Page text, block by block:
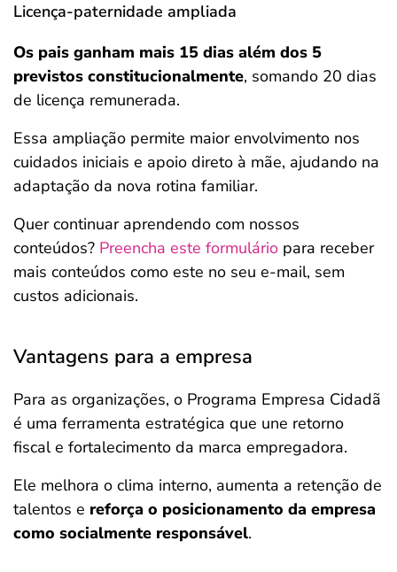
Licença-paternidade ampliada
Os pais ganham mais 15 dias além dos 5
previstos constitucionalmente, somando 20 dias
de licença remunerada.
Essa ampliação permite maior envolvimento nos
cuidados iniciais e apoio direto à mãe, ajudando na
adaptação da nova rotina familiar.
Quer continuar aprendendo com nossos
conteúdos? Preencha este formulário para receber
mais conteúdos como este no seu e-mail, sem
custos adicionais.
Vantagens para a empresa
Para as organizações, o Programa Empresa Cidadã
é uma ferramenta estratégica que une retorno
fiscal e fortalecimento da marca empregadora.
Ele melhora o clima interno, aumenta a retenção de
talentos e reforça o posicionamento da empresa
como socialmente responsável.